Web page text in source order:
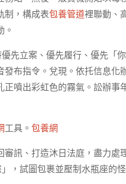
制，構成表包養管道裡聯動、
。
優先立案、優先履行、優先「
發布指令。兌現。依托信息化
噴出彩虹色的霧氣。訟辦事
工具。 包養網
審訊、打造沐日法庭，盡力處
，試圖包裹並壓制水瓶座的